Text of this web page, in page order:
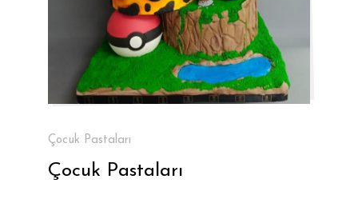
Çocuk Pastaları
Çocuk Pastaları